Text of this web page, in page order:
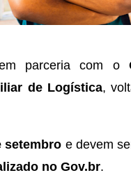
parceria com o
de Logística,
setembro e devem
no Gov.br.